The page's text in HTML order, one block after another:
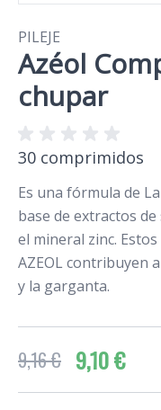
PILEJE
Azéol
chupar
30 comprimidos
Es una fórmula de
base de extractos
el mineral zinc.
AZEOL contribuyen
y la garganta.
9,16 € 9,10 €